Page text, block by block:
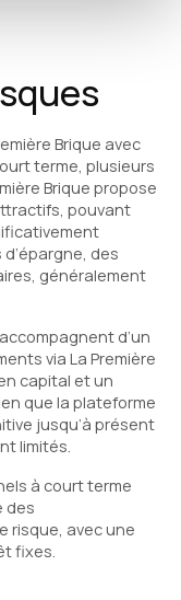
Brique avec
terme, plusieurs
Brique propose
pouvant
des
généralement
d’un
via La Première
capital et un
que la plateforme
jusqu’à présent
limités.
à court terme
des
risque, avec une
fixes.